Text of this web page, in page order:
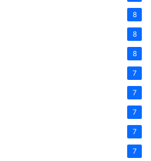
8
8
8
7
7
7
7
7